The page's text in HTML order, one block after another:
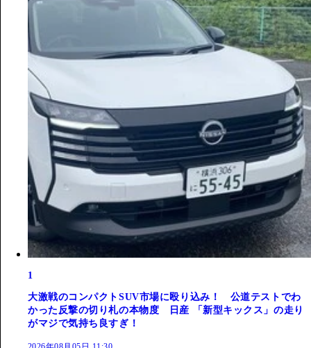
1
大激戦のコンパクトSUV市場に殴り込み！ 公道テストでわ
かった反撃の切り札の本物度 日産 「新型キックス」の走り
がマジで気持ち良すぎ！